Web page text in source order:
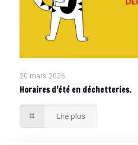
20 mars 2026
Horaires d’été en déchetteries.
Lire plus